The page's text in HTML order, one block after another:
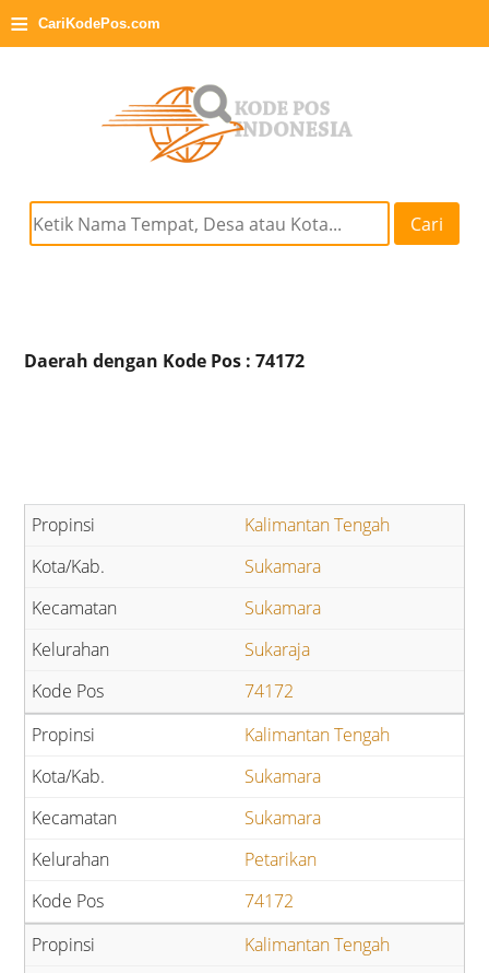
≡ CariKodePos.com
Cari
Daerah dengan Kode Pos : 74172
Kalimantan Tengah
Sukamara
Sukamara
Sukaraja
74172
Kalimantan Tengah
Sukamara
Sukamara
Petarikan
74172
Kalimantan Tengah